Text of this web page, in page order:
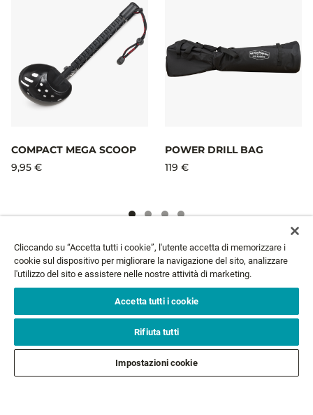
COMPACT MEGA SCOOP
9,95 €
POWER DRILL BAG
119 €
NEWSLETTER
ASSISTENZA CLIENTI
Cliccando su “Accetta tutti i cookie”, l'utente accetta di memorizzare i
cookie sul dispositivo per migliorare la navigazione del sito, analizzare
l'utilizzo del sito e assistere nelle nostre attività di marketing.
Accetta tutti i cookie
Rifiuta tutti
Impostazioni cookie